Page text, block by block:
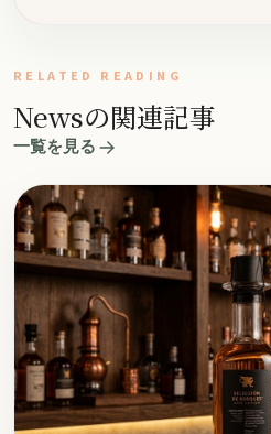
RELATED READING
Newsの関連記事
一覧を見る